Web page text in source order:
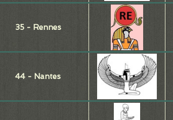
35 - Rennes
44 - Nantes